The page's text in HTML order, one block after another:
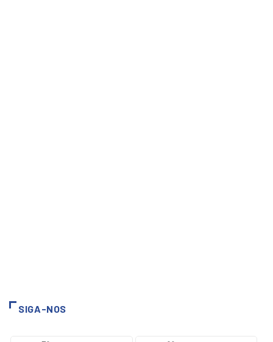
SIGA-NOS